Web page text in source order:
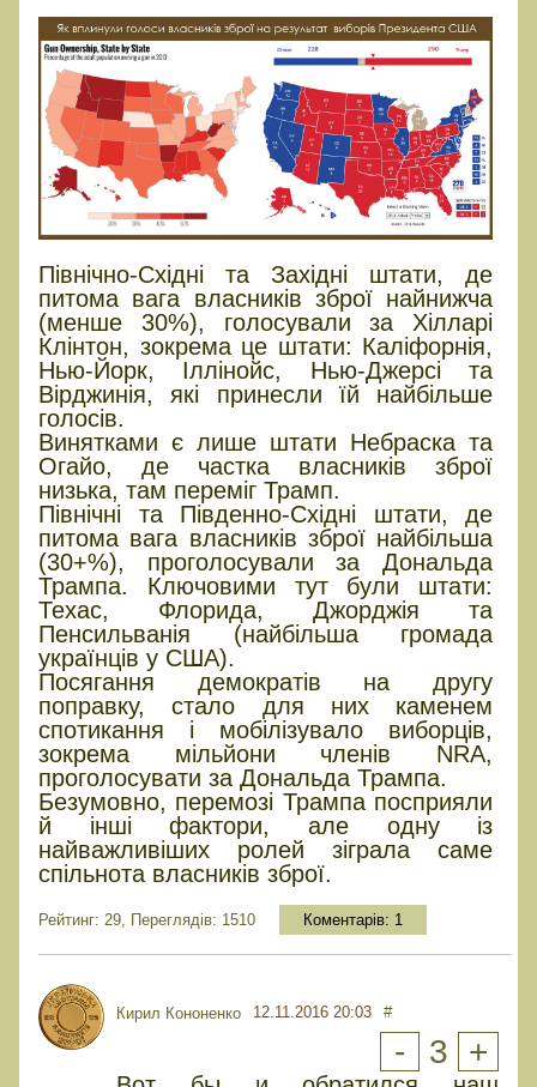
Північно-Східні та Західні штати, де
питома вага власників зброї найнижча
(менше 30%), голосували за Хілларі
Клінтон, зокрема це штати: Каліфорнія,
Нью-Йорк, Іллінойс, Нью-Джерсі та
Вірджинія, які принесли їй найбільше
голосів.
Винятками є лише штати Небраска та
Огайо, де частка власників зброї
низька, там переміг Трамп.
Північні та Південно-Східні штати, де
питома вага власників зброї найбільша
(30+%), проголосували за Дональда
Трампа. Ключовими тут були штати:
Техас, Флорида, Джорджія та
Пенсильванія (найбільша громада
українців у США).
Посягання демократів на другу
поправку, стало для них каменем
спотикання і мобілізувало виборців,
зокрема мільйони членів NRA,
проголосувати за Дональда Трампа.
Безумовно, перемозі Трампа посприяли
й інші фактори, але одну із
найважливіших ролей зіграла саме
спільнота власників зброї.
Рейтинг: 29, Переглядів: 1510 Коментарів: 1
Кирил Кононенко 12.11.2016 20:03 #
- 3 +